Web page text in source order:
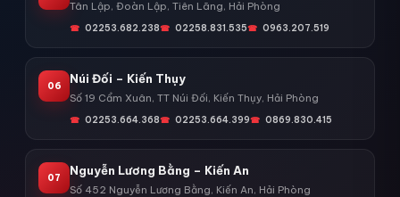
Tân Lập, Đoàn Lập, Tiên Lãng, Hải Phòng
02253.682.238 02258.831.535 0963.207.519
06
Núi Đối – Kiến Thụy
Số 19 Cẩm Xuân, TT Núi Đối, Kiến Thụy, Hải Phòng
02253.664.368 02253.664.399 0869.830.415
07
Nguyễn Lương Bằng – Kiến An
Số 452 Nguyễn Lương Bằng, Kiến An, Hải Phòng